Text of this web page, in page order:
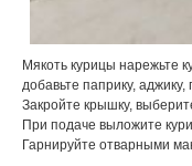
Мякоть курицы нарежьте
добавьте паприку,
Закройте крышку,
При подаче выложите
Гарнируйте отварными